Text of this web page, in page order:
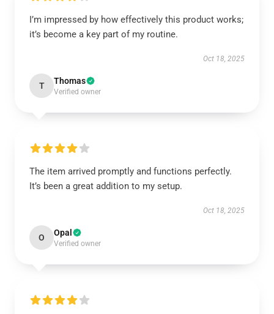
I’m impressed by how effectively this product works;
it’s become a key part of my routine.
Oct 18, 2025
T Thomas
Verified owner
The item arrived promptly and functions perfectly.
It’s been a great addition to my setup.
Oct 18, 2025
O Opal
Verified owner